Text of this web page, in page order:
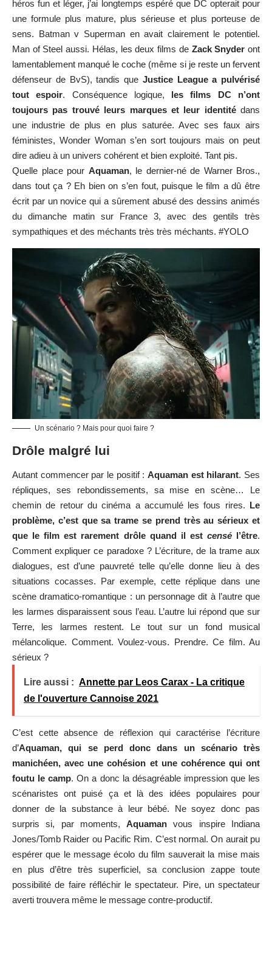
héros fun et léger, j’ai longtemps espéré que DC opterait pour
une formule plus mature, plus sérieuse et plus porteuse de
sens. Batman v Superman en avait clairement le potentiel.
Man of Steel aussi. Hélas, les deux films de Zack Snyder ont
lamentablement manqué le coche (même si je reste un fervent
défenseur de BvS), tandis que Justice League a pulvérisé
tout espoir. Conséquence logique, les films DC n’ont
toujours pas trouvé leurs marques et leur identitédans
une industrie de plus en plus saturée. Avec ses faux airs
féministes, Wonder Woman s’en sort toujours mais on peut
dire adieu à un univers cohérent et bien exploité. Tant pis.
Quelle place pour Aquaman, le dernier-né de Warner Bros.,
dans tout ça ? Eh bien on s’en fout, puisque le film a dû être
écrit par un novice qui a sûrement abusé des dessins animés
du dimanche matin sur France 3, avec des gentils très
sympathiques et des méchants très très méchants. #YOLO
Un scénario ? Mais pour quoi faire ?
Drôle malgré lui
Autant commencer par le positif : Aquaman est hilarant. Ses
répliques, ses rebondissements, sa mise en scène… Le
chemin de retour du cinéma a accumulé les fous rires. Le
problème, c’est que sa trame se prend très au sérieux et
que le film est rarement drôle quand il est censél’être.
Comment expliquer ce paradoxe ? L’écriture, de la trame aux
dialogues, est d’une pauvreté telle qu’elle donne lieu à des
situations cocasses. Par exemple, cette réplique dans une
scène dramatico-romantique : un personnage dit à l’autre que
les larmes disparaissent sous l’eau. L’autre lui répond que sur
Terre, les larmes restent. Le tout sur un fond musical
mélancolique. Comment. Voulez-vous. Prendre. Ce film. Au
sérieux ?
Lire aussi : Annette par Leos Carax - La critique
de l'ouverture Cannoise 2021
C’est cette absence de réflexion qui caractérise l’écriture
d’Aquaman, qui se perd donc dans un scénario très
manichéen, avec une cohésion et une cohérence qui ont
foutu le camp. On a donc la désagréable impression que les
scénaristes ont puisé ça et là des idées populaires pour
donner de la substance à leur bébé. Ne soyez donc pas
surpris si, par moments,Aquaman vous inspire Indiana
Jones/Tomb Raider ou Pacific Rim. C’est normal. On aurait pu
espérer que le message écolo du film sauverait la mise mais
en plus d’être très superficiel, sa conclusion zappe toute
possibilité de faire réfléchir le spectateur. Pire, un spectateur
averti trouvera même le message contre-productif.